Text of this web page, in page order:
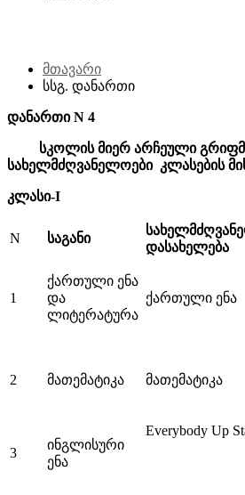
მთავარი
სსგ. დანართი
დანართი N 4
სკოლის მიერ არჩეული
სახელმძღვანელოები კლასების
კლასი-I
N საგანი
დასახელება
1
ქართული ენა
და
ლიტერატურა
ქართული ენა
2 მათემატიკა მათემატიკა
3
ინგლისური
ენა
Everybody Up